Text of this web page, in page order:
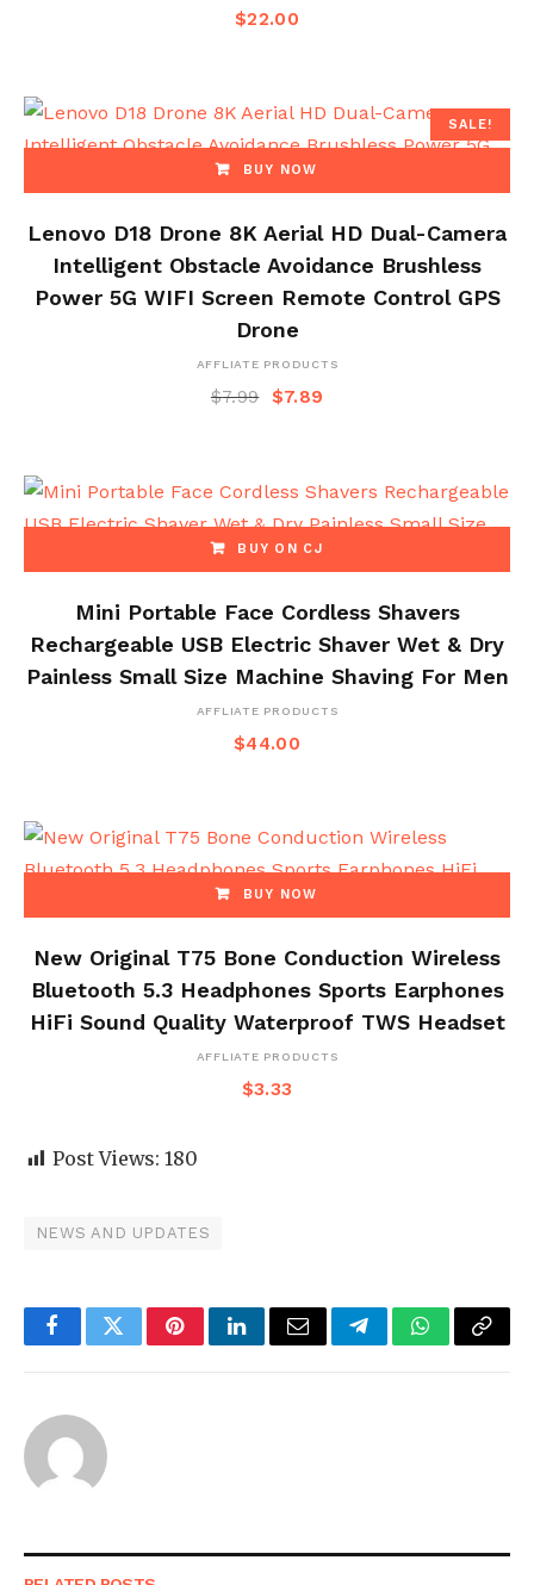
$22.00
SALE!
BUY NOW
Lenovo D18 Drone 8K Aerial HD Dual-Camera
Intelligent Obstacle Avoidance Brushless
Power 5G WIFI Screen Remote Control GPS
Drone
AFFLIATE PRODUCTS
$7.99 $7.89
BUY ON CJ
Mini Portable Face Cordless Shavers
Rechargeable USB Electric Shaver Wet & Dry
Painless Small Size Machine Shaving For Men
AFFLIATE PRODUCTS
$44.00
BUY NOW
New Original T75 Bone Conduction Wireless
Bluetooth 5.3 Headphones Sports Earphones
HiFi Sound Quality Waterproof TWS Headset
AFFLIATE PRODUCTS
$3.33
Post Views: 180
NEWS AND UPDATES
FacebookTwitterPinterestLinkedInEmail TelegramWhatsApp
Copy